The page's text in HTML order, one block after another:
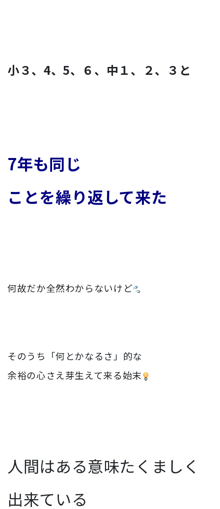
小３、4、5、６、中１、２、３と
7年も同じ
ことを繰り返して来た
何故だか全然わからないけど
そのうち「何とかなるさ」的な
余裕の心さえ芽生えて来る始末
人間はある意味たくましく
出来ている